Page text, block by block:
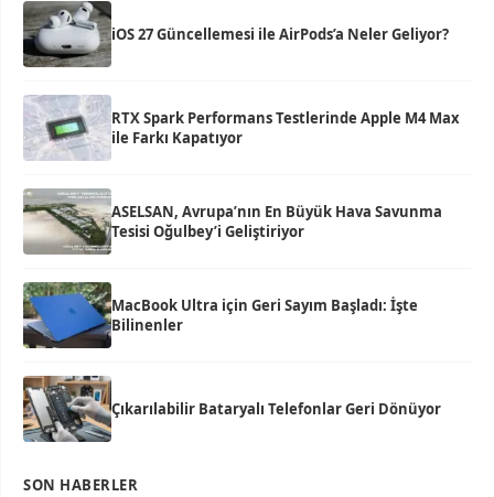
iOS 27 Güncellemesi ile AirPods’a Neler Geliyor?
RTX Spark Performans Testlerinde Apple M4 Max
ile Farkı Kapatıyor
ASELSAN, Avrupa’nın En Büyük Hava Savunma
Tesisi Oğulbey’i Geliştiriyor
MacBook Ultra için Geri Sayım Başladı: İşte
Bilinenler
Çıkarılabilir Bataryalı Telefonlar Geri Dönüyor
SON HABERLER